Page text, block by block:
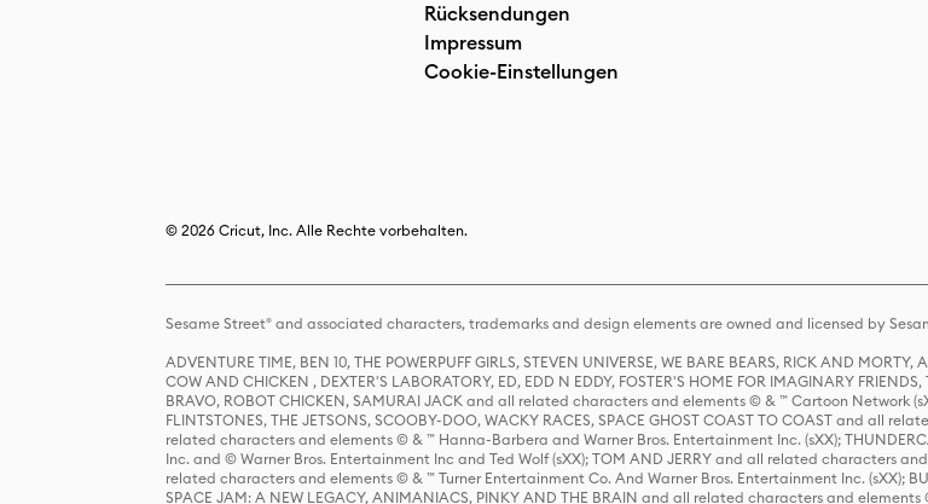
Rücksendungen
Impressum
Cookie-Einstellungen
© 2026 Cricut, Inc. Alle Rechte vorbehalten.
Sesame Street® and associated characters, trademarks and design elements are owned and licensed by
ADVENTURE TIME, BEN 10, THE POWERPUFF GIRLS, STEVEN UNIVERSE, WE BARE BEARS, RICK AND
COW AND CHICKEN , DEXTER'S LABORATORY, ED, EDD N EDDY, FOSTER'S HOME FOR IMAGINARY
BRAVO, ROBOT CHICKEN, SAMURAI JACK and all related characters and elements © & ™ Cartoon Network
FLINTSTONES, THE JETSONS, SCOOBY-DOO, WACKY RACES, SPACE GHOST COAST TO COAST and all
related characters and elements © & ™ Hanna-Barbera and Warner Bros. Entertainment Inc. (sXX);
Inc. and © Warner Bros. Entertainment Inc and Ted Wolf (sXX); TOM AND JERRY and all related characters
related characters and elements © & ™ Turner Entertainment Co. And Warner Bros. Entertainment Inc. (sXX);
SPACE JAM: A NEW LEGACY, ANIMANIACS, PINKY AND THE BRAIN and all related characters and